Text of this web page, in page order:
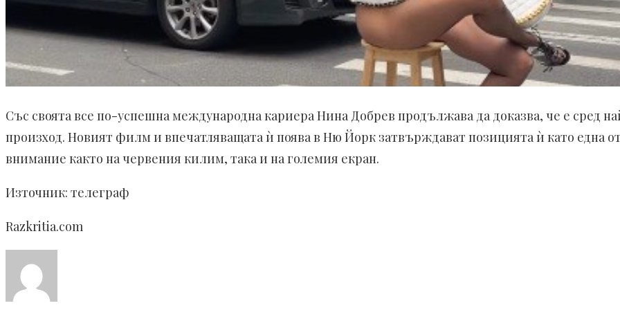
Със своята все по-успешна международна кариера Нина Добрев продължава да доказва, че е сред
произход. Новият филм и впечатляващата ѝ поява в Ню Йорк затвърждават позицията ѝ като една
внимание както на червения килим, така и на големия екран.
Източник: телеграф
Razkritia.com